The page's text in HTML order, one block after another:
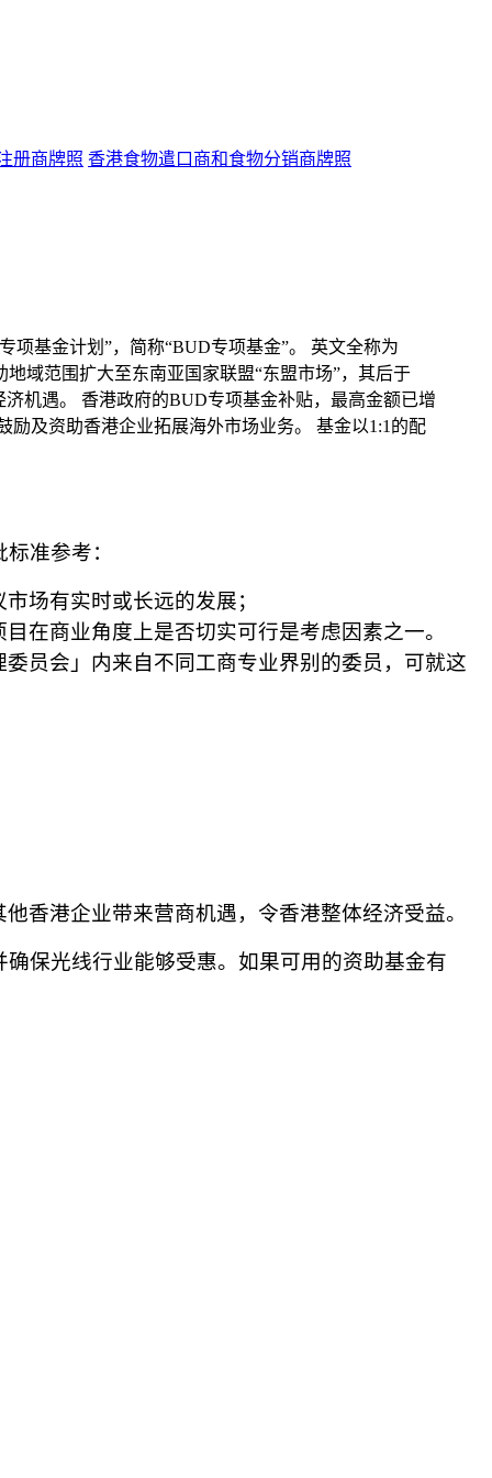
册商牌照 香港食物遣口商和食物分销商牌照
项基金计划”，简称“BUD专项基金”。 英文全称为
地域范围扩大至东南亚国家联盟“东盟市场”，其后于
机遇。 香港政府的BUD专项基金补贴，最高金额已增
及资助香港企业拓展海外市场业务。 基金以1:1的配
准参考：
场有实时或长远的发展；
在商业角度上是否切实可行是考虑因素之一。
委员会」内来自不同工商专业界别的委员，可就这
香港企业带来营商机遇，令香港整体经济受益。
保光线行业能够受惠。如果可用的资助基金有